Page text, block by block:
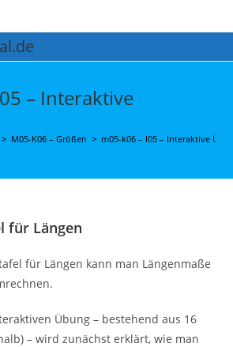
– Interaktive
> M05-K06 – Größen > m05-k06 – I05 – Interaktive
für Längen
für Längen kann man Längenmaße
Übung – bestehend aus 16
– wird zunächst erklärt, wie man